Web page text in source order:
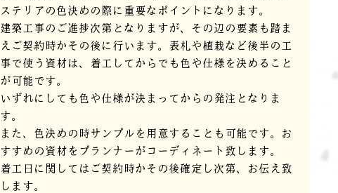
ステリアの色決めの際に重要なポイントになります。
建築工事のご進捗次第となりますが、その辺の要素も踏ま
えご契約時かその後に行います。表札や植栽など後半の工
事で使う資材は、着工してからでも色や仕様を決めること
が可能です。
いずれにしても色や仕様が決まってからの発注となりま
す。
また、色決めの時サンプルを用意することも可能です。お
すすめの資材をプランナーがコーディネート致します。
着工日に関してはご契約時かその後確定し次第、お伝え致
します。